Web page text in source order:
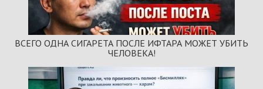
ВСЕГО ОДНА СИГАРЕТА ПОСЛЕ ИФТАРА МОЖЕТ УБИТЬ
ЧЕЛОВЕКА!